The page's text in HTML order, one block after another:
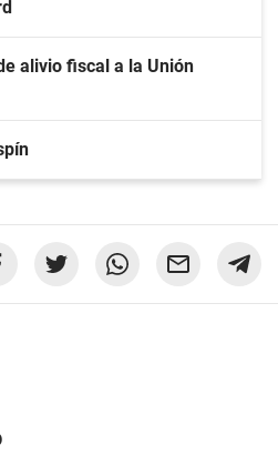
alivio fiscal a la Unión